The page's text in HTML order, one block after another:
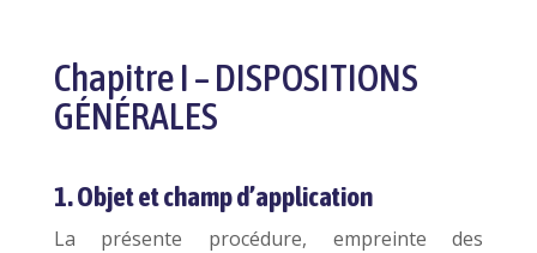
Chapitre I – DISPOSITIONS
GÉNÉRALES
1. Objet et champ d’application
La présente procédure, empreinte des